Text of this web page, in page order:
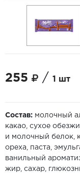
255 / 1 шт
Состав: молочный
какао, сухое
и молочный белок,
ореха, паста,
ванильный
жир, сахар,